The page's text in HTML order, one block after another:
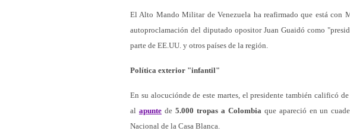
El Alto Mando Militar de Venezuela ha reafirmado que está con
autoproclamación del diputado opositor Juan Guaidó como
parte de EE.UU. y otros países de la región.
Política exterior "infantil"
En su alocuciónde de este martes, el presidente también calificó
al apuntede 5.000 tropas a Colombiaque apareció en un
Nacional de la Casa Blanca.